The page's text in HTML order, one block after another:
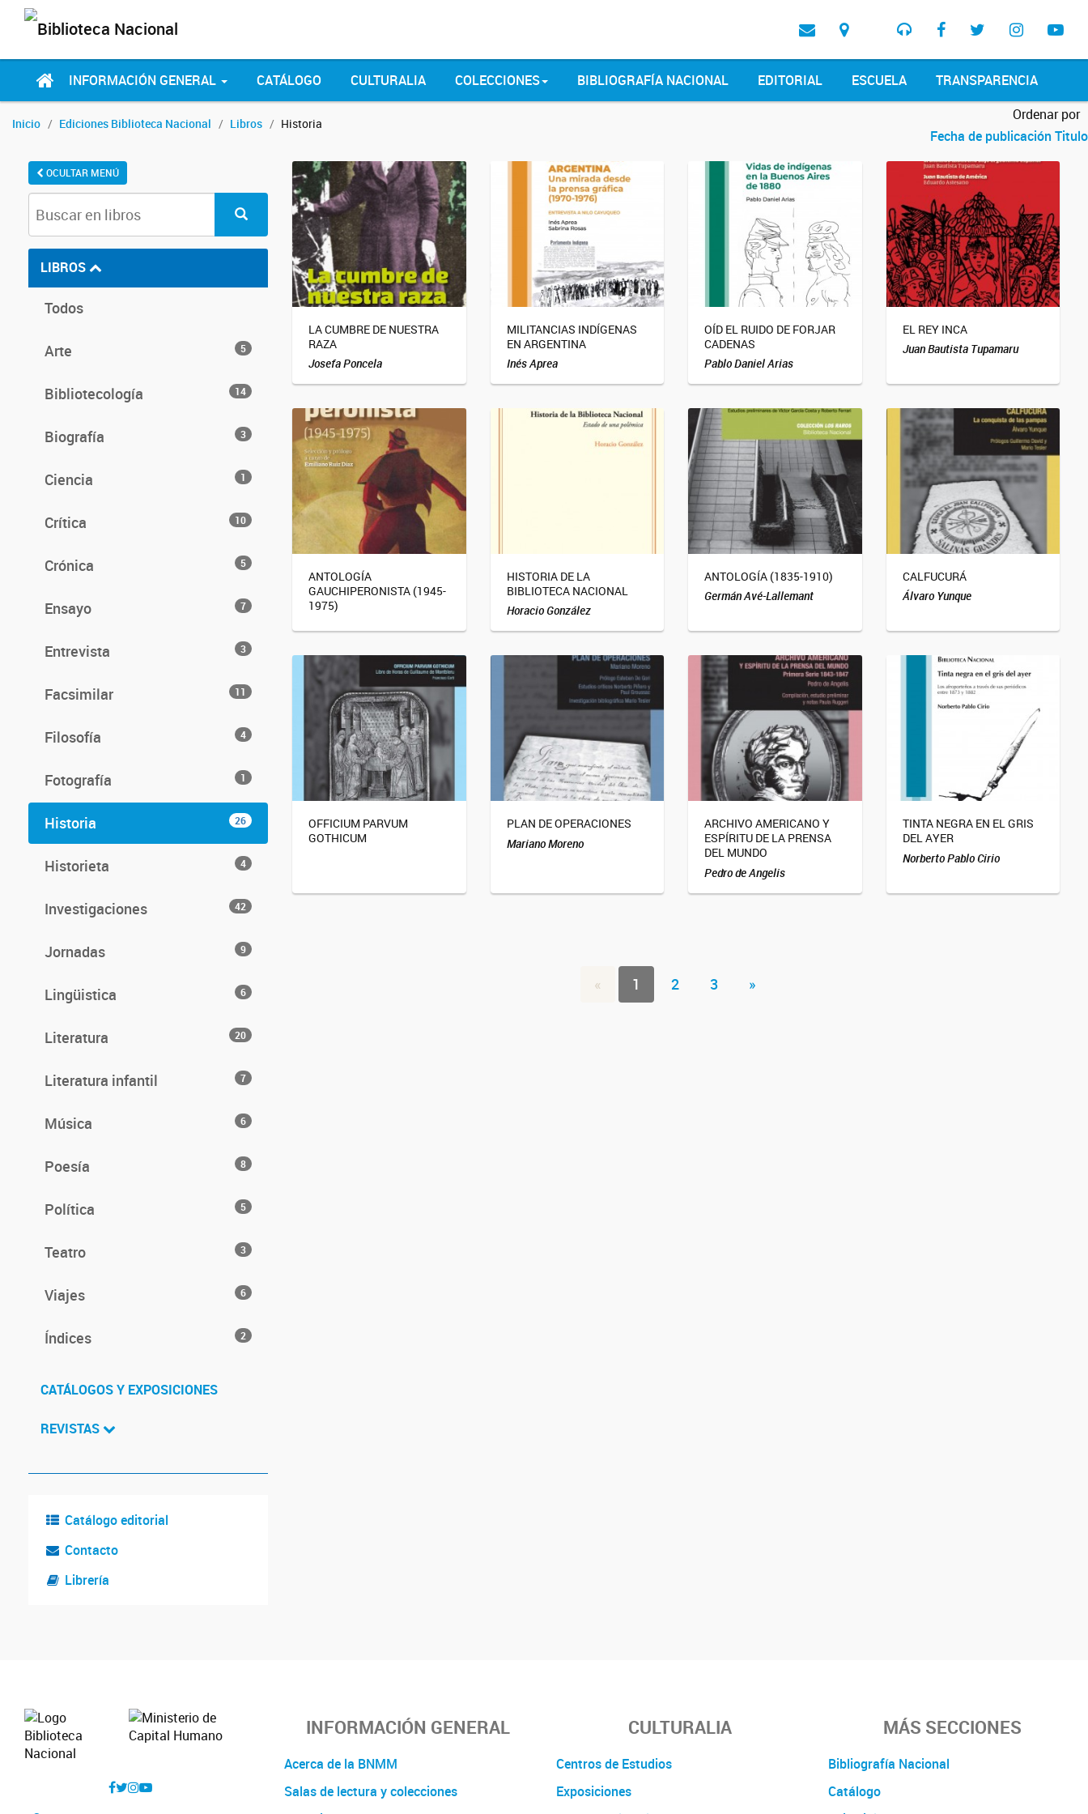
INFORMACIÓN GENERAL CATÁLOGO CULTURALIA COLECCIONES BIBLIOGRAFÍA NACIONAL EDITORIAL ESCUELA TRANSPARENCIA
Inicio Ediciones Biblioteca Nacional Libros Historia
Ordenar por
Fecha de publicaciónTitulo
OCULTAR MENÚ
LIBROS
Todos
Arte 5
Bibliotecología 14
Biografía 3
Ciencia 1
Crítica 10
Crónica 5
Ensayo 7
Entrevista 3
Facsimilar 11
Filosofía 4
Fotografía 1
Historia 26
Historieta 4
Investigaciones 42
Jornadas 9
Lingüistica 6
Literatura 20
Literatura infantil 7
Música 6
Poesía 8
Política 5
Teatro 3
Viajes 6
Índices 2
CATÁLOGOS Y EXPOSICIONES
REVISTAS
Catálogo editorial
Contacto
Librería
LA CUMBRE DE NUESTRA
RAZA
Josefa Poncela
MILITANCIAS INDÍGENAS
EN ARGENTINA
Inés Aprea
OÍD EL RUIDO DE FORJAR
CADENAS
Pablo Daniel Arias
EL REY INCA
Juan Bautista Tupamaru
ANTOLOGÍA
GAUCHIPERONISTA (1945-
1975)
HISTORIA DE LA
BIBLIOTECA NACIONAL
Horacio González
ANTOLOGÍA (1835-1910)
Germán Avé-Lallemant
CALFUCURÁ
Álvaro Yunque
OFFICIUM PARVUM
GOTHICUM
PLAN DE OPERACIONES
Mariano Moreno
ARCHIVO AMERICANO Y
ESPÍRITU DE LA PRENSA
DEL MUNDO
Pedro de Angelis
TINTA NEGRA EN EL GRIS
DEL AYER
Norberto Pablo Cirio
« 1 2 3 »
INFORMACIÓN GENERAL
Acerca de la BNMM
Salas de lectura y colecciones
CULTURALIA
Centros de Estudios
Exposiciones
MÁS SECCIONES
Bibliografía Nacional
Catálogo